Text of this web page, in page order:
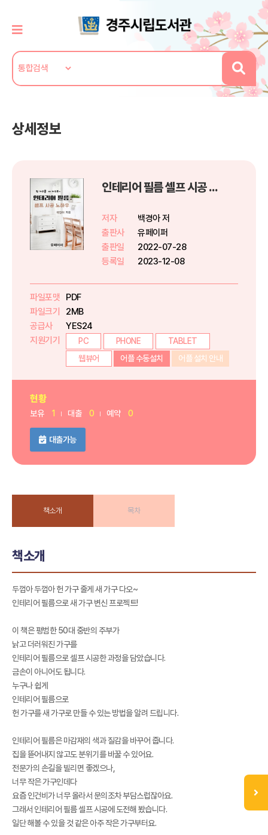
상세정보
인테리어 필름 셀프 시공 노하우
저자
백경아 저
출판사
유페이퍼
출판일
2022-07-28
등록일
2023-12-08
파일포맷
PDF
파일크기
2MB
공급사
YES24
지원기기
PC PHONE
TABLET
웹뷰어
어플 수동설치 어플 설치 안내
현황
보유 1 대출 0 예약 0
대출가능
책소개 목차
책소개
두껍아 두껍아 헌 가구 줄게 새 가구 다오~
인테리어 필름으로 새 가구 변신 프로젝트!
이 책은 평범한 50대 중반의 주부가
낡고 더러워진 가구를
인테리어 필름으로 셀프 시공한 과정을 담았습니다.
금손이 아니어도 됩니다.
누구나 쉽게
인테리어 필름으로
헌 가구를 새 가구로 만들 수 있는 방법을 알려 드립니다.
인테리어 필름은 마감재의 색과 질감을 바꾸어 줍니다.
집을 뜯어내지 않고도 분위기를 바꿀 수 있어요.
전문가의 손길을 빌리면 좋겠으나,
너무 작은 가구인데다
요즘 인건비가 너무 올라서 문의조차 부담스럽잖아요.
그래서 인테리어 필름 셀프 시공에 도전해 봤습니다.
일단 해볼 수 있을 것 같은 아주 작은 가구부터요.